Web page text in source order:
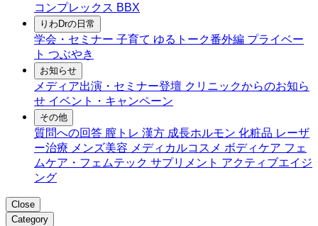
コンプレックス BBX
りわDrの日常
学会・セミナー 子育て ゆるトーク番外編 プライベー
ト つぶやき
お知らせ
メディア出演・セミナー登壇 クリニックからのお知ら
せ イベント・キャンペーン
その他
質問への回答 膣トレ 漢方 成長ホルモン 化粧品 レーザ
ー治療 メンズ美容 メディカルコスメ ボディケア フェ
ムケア・フェムテック サプリメント アクティブエイジ
ング
Close
Category